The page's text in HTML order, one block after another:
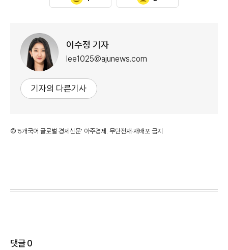
이수정 기자
lee1025@ajunews.com
기자의 다른기사
©'5개국어 글로벌 경제신문' 아주경제. 무단전재·재배포 금지
댓글0